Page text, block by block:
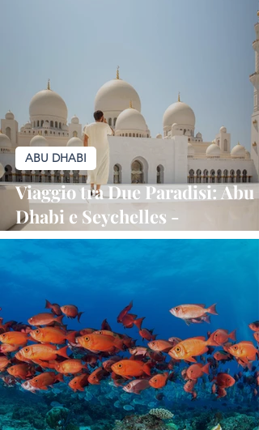
Viaggio tra Due Paradisi: Abu
Dhabi e Seychelles -
Un'Esperienza Indimenticabile
ABU DHABI